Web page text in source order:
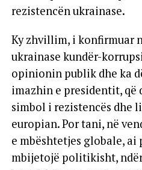
rezistencën ukrainase.
Ky zhvillim, i konfirmuar
ukrainase kundër-
opinionin publik dhe ka
imazhin e presidentit,
simbol i rezistencës dhe
europian. Por tani, në
e mbështetjes globale, ai
mbijetojë politikisht,